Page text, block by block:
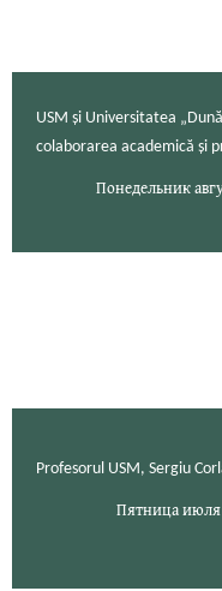
USM și Universitatea
colaborarea academică și
Понедельник
Profesorul USM, Sergiu
Пятница июля